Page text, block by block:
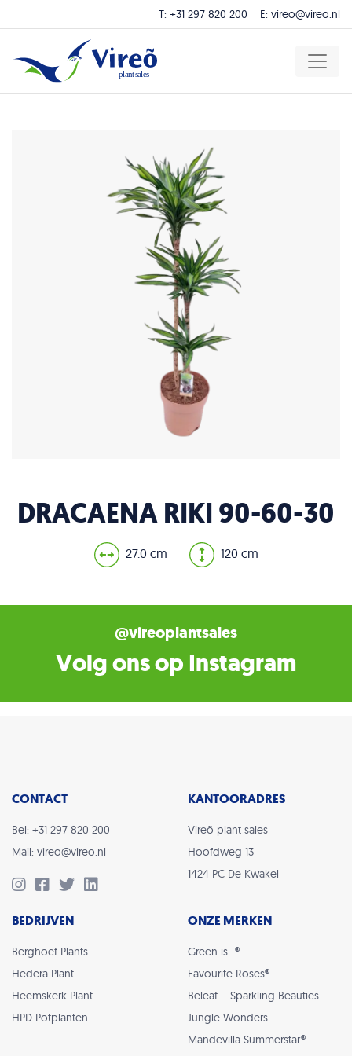
T: +31 297 820 200 E: vireo@vireo.nl
DRACAENA RIKI 90-60-30
27.0 cm 120 cm
@vireoplantsales
Volg ons op Instagram
CONTACT
Bel: +31 297 820 200
Mail: vireo@vireo.nl
KANTOORADRES
Vireõ plant sales
Hoofdweg 13
1424 PC De Kwakel
BEDRIJVEN
Berghoef Plants
Hedera Plant
Heemskerk Plant
HPD Potplanten
ONZE MERKEN
Green is…®
Favourite Roses®
Beleaf – Sparkling Beauties
Jungle Wonders
Mandevilla Summerstar®